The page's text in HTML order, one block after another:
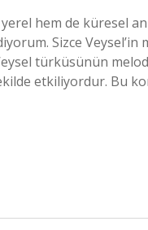
hem de küresel
Sizce Veysel’in
türküsünün
etkiliyordur. Bu